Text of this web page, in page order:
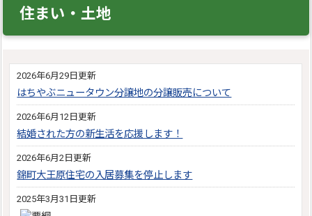
住まい・土地
2026年6月29日更新
はちやぶニュータウン分譲地の分譲販売について
2026年6月12日更新
結婚された方の新生活を応援します！
2026年6月2日更新
錦町大王原住宅の入居募集を停止します
2025年3月31日更新